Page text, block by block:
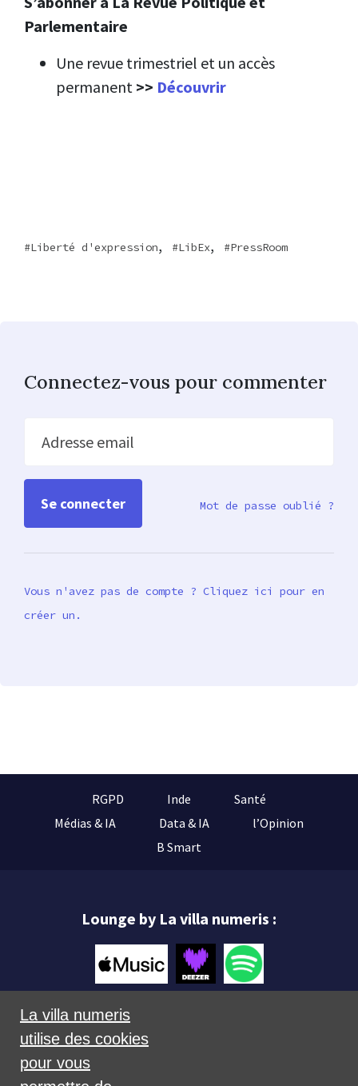
Parlementaire
Une revue trimestriel et un accès
permanent >> Découvrir
Liberté d'expression, LibEx, PressRoom
Connectez-vous pour commenter
Adresse email
Mot de passe oublié ?
Vous n'avez pas de compte ? Cliquez ici pour en
créer un.
RGPD Inde
Santé
Médias & IA
Data & IA
l’Opinion
B Smart
Lounge by La villa numeris :
La villa numeris
utilise des cookies
pour vous